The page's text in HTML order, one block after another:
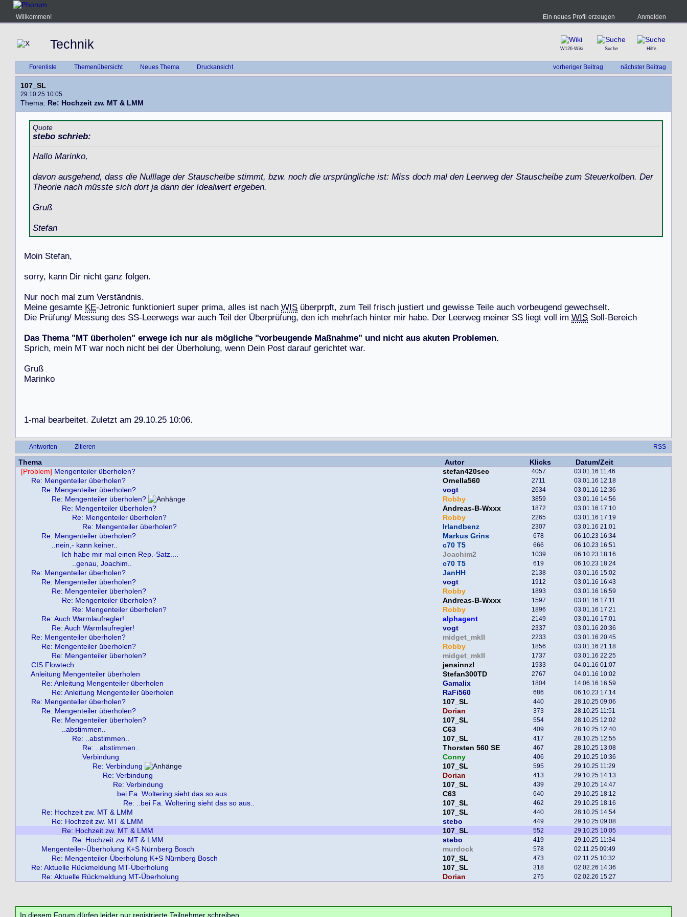
Willkommen! Ein neues Profil erzeugen Anmelden
Technik W126-Wiki Suche Hilfe
vorheriger Beitrag nächster Beitrag
Forenliste Themenübersicht Neues Thema Druckansicht
107_SL
29.10.25 10:05
Thema: Re: Hochzeit zw. MT & LMM
Quote
stebo schrieb:
Hallo Marinko,
davon ausgehend, dass die Nulllage der Stauscheibe stimmt, bzw. noch die ursprüngliche ist: Miss doch mal den Leerweg der Stauscheibe zum Steuerkolben. Der
Theorie nach müsste sich dort ja dann der Idealwert ergeben.
Gruß
Stefan
Moin Stefan,
sorry, kann Dir nicht ganz folgen.
Nur noch mal zum Verständnis.
Meine gesamte KE-Jetronic funktioniert super prima, alles ist nach WIS überprpft, zum Teil frisch justiert und gewisse Teile auch vorbeugend gewechselt.
Die Prüfung/ Messung des SS-Leerwegs war auch Teil der Überprüfung, den ich mehrfach hinter mir habe. Der Leerweg meiner SS liegt voll im WIS Soll-Bereich
Das Thema "MT überholen" erwege ich nur als mögliche "vorbeugende Maßnahme" und nicht aus akuten Problemen.
Sprich, mein MT war noch nicht bei der Überholung, wenn Dein Post darauf gerichtet war.
Gruß
Marinko
1-mal bearbeitet. Zuletzt am 29.10.25 10:06.
Antworten Zitieren RSS
Thema Autor Klicks
Datum/Zeit
[Problem] Mengenteiler überholen? stefan420sec 4057 03.01.16 11:46
Re: Mengenteiler überholen? Ornella560 2711 03.01.16 12:18
Re: Mengenteiler überholen? vogt 2634 03.01.16 12:36
Re: Mengenteiler überholen? Robby 3859 03.01.16 14:56
Re: Mengenteiler überholen? Andreas-B-Wxxx 1872 03.01.16 17:10
Re: Mengenteiler überholen? Robby 2265 03.01.16 17:19
Re: Mengenteiler überholen? Irlandbenz 2307 03.01.16 21:01
Re: Mengenteiler überholen? Markus Grins 678 06.10.23 16:34
..nein,- kann keiner.. c70 T5 666 06.10.23 16:51
Ich habe mir mal einen Rep.-Satz.... Joachim2 1039 06.10.23 18:16
..genau, Joachim.. c70 T5 619 06.10.23 18:24
Re: Mengenteiler überholen? JanHH 2138 03.01.16 15:02
Re: Mengenteiler überholen? vogt 1912 03.01.16 16:43
Re: Mengenteiler überholen? Robby 1893 03.01.16 16:59
Re: Mengenteiler überholen? Andreas-B-Wxxx 1597 03.01.16 17:11
Re: Mengenteiler überholen? Robby 1896 03.01.16 17:21
Re: Auch Warmlaufregler! alphagent 2149 03.01.16 17:01
Re: Auch Warmlaufregler! vogt 2337 03.01.16 20:36
Re: Mengenteiler überholen? midget_mkII 2233 03.01.16 20:45
Re: Mengenteiler überholen? Robby 1856 03.01.16 21:18
Re: Mengenteiler überholen? midget_mkII 1737 03.01.16 22:25
CIS Flowtech jensinnzl 1933 04.01.16 01:07
Anleitung Mengenteiler überholen Stefan300TD 2767 04.01.16 10:02
Re: Anleitung Mengenteiler überholen Gamalix 1804 14.06.16 16:59
Re: Anleitung Mengenteiler überholen RaFi560 686 06.10.23 17:14
Re: Mengenteiler überholen? 107_SL 440 28.10.25 09:06
Re: Mengenteiler überholen? Dorian 373 28.10.25 11:51
Re: Mengenteiler überholen? 107_SL 554 28.10.25 12:02
..abstimmen.. C63 409 28.10.25 12:40
Re: ..abstimmen.. 107_SL 417 28.10.25 12:55
Re: ..abstimmen.. Thorsten 560 SE 467 28.10.25 13:08
Verbindung Conny 406 29.10.25 10:36
Re: Verbindung 107_SL 595 29.10.25 11:29
Re: Verbindung Dorian 413 29.10.25 14:13
Re: Verbindung 107_SL 439 29.10.25 14:47
..bei Fa. Woltering sieht das so aus.. C63 640 29.10.25 18:12
Re: ..bei Fa. Woltering sieht das so aus.. 107_SL 462 29.10.25 18:16
Re: Hochzeit zw. MT & LMM 107_SL 440 28.10.25 14:54
Re: Hochzeit zw. MT & LMM stebo 449 29.10.25 09:08
Re: Hochzeit zw. MT & LMM 107_SL 552 29.10.25 10:05
Re: Hochzeit zw. MT & LMM stebo 419 29.10.25 11:34
Mengenteiler-Überholung K+S Nürnberg Bosch murdock 578 02.11.25 09:49
Re: Mengenteiler-Überholung K+S Nürnberg Bosch 107_SL 473 02.11.25 10:32
Re: Aktuelle Rückmeldung MT-Überholung 107_SL 318 02.02.26 14:36
Re: Aktuelle Rückmeldung MT-Überholung Dorian 275 02.02.26 15:27
In diesem Forum dürfen leider nur registrierte Teilnehmer schreiben.